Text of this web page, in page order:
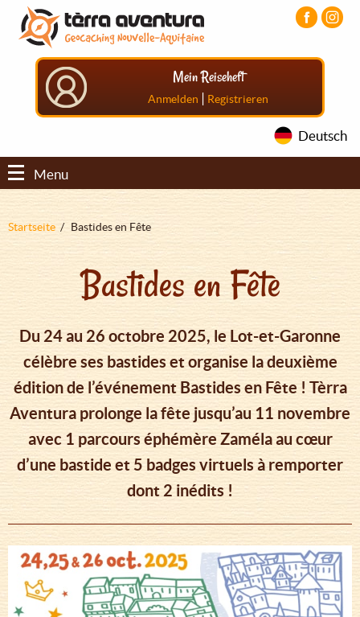
Direkt
zum
Inhalt
Aller
menu
principal
Aller
pied
Mein Reiseheft
Anmelden | Registrieren
Deutsch
Menu
Pfadnavigation
Startseite Bastides en Fête
Bastides en Fête
Du 24 au 26 octobre 2025, le Lot-et-Garonne
célèbre ses bastides et organise la deuxième
édition de l’événement Bastides en Fête ! Tèrra
Aventura prolonge la fête jusqu’au 11 novembre
avec 1 parcours éphémère Zaméla au cœur
d’une bastide et 5 badges virtuels à remporter
dont 2 inédits !